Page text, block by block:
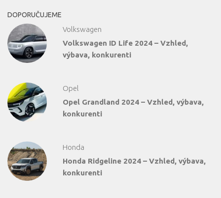
DOPORUČUJEME
Volkswagen
Volkswagen ID Life 2024 – Vzhled,
výbava, konkurenti
Opel
Opel Grandland 2024 – Vzhled, výbava,
konkurenti
Honda
Honda Ridgeline 2024 – Vzhled, výbava,
konkurenti